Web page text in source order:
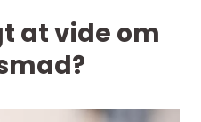
at vide om